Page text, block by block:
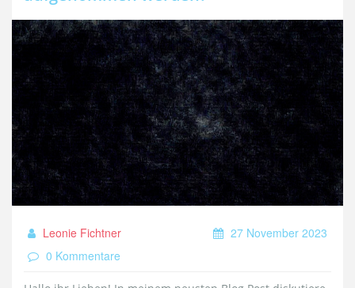
Leonie Fichtner
27 November 2023
0 Kommentare